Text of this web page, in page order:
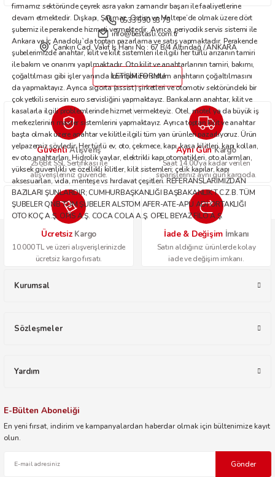
Gönder
firmamız sektöründe çeyrek asra yakın zamandır başarı ile faaliyetlerine
devam etmektedir. Dışkapı, Şaşmaz, Ostim ve Maltepe’de olmak üzere dört
şubemiz ile perakende hizmeti vermektedir. Ayrıca, periyodik servis sistemi ile
Ankara ve İç Anadolu`da toptan pazarlama ve satış yapmaktadır. Perakende
şubelerimizde anahtar, kilit ve kilit sistemleri ile ilgili her türlü arızanın tamiri
ile bakım ve onarımı yapılmaktadır. Oto kilit ve anahtarlarının tamiri, bakımı,
çoğaltılması gibi işler yanında immobilizer sistem anahtarın çoğaltılmasını
da yapmaktayız. Ayrıca sigorta (assist) şirketleri ve otomotiv sektöründeki bir
çok yetkili servisin euro servisliğini yapmaktayız. Bankaların anahtar, kilit ve
kasalarla ilgili problemlerinde hizmet vermekteyiz. Otel, motel ya da büyük iş
merkezlerinin master sistemlerini yapmaktayız. Ayrıca toptan kilit ve anahtar
başta olmak üzere anahtar ve kilitle ilgili tüm yan ürünleri pazarlıyoruz. Ürün
yelpazemiz şöyledir: Her türlü ev, oto, çekmece, kapı, kasa kilitleri, kapı kolları,
ev oto anahtarları. Hidrolik yaylar, elektrikli kapı otomatikleri, oto alarmları,
yüksek güvenlikli ve özellikli kilitler, kilit sistemleri; çelik kapılar, kapı
aksesuarları, vida, menteşe vs hırdavat çeşitleri. REFERANSLARIMIZDAN
BAZILARI ŞUNLARDIR; CUMHURBAŞKANLIĞI BAŞBAKANLIK T.C.Z.B. TÜM
ŞUBELER QNB TÜM ŞUBELER ALSTOM AFER-ATE-APU ADİ ORTAKLIĞI
OTO KOÇ A.Ş. OPİS A.Ş. COCA COLA A.Ş. OPEL BEYAZ FİLO A.Ş.
0533 590 93 75
info@bestasli.com.tr
Çankırı Cad. Vakıf İş Hanı No : 67 B/4 Altındağ / ANKARA
İLETİŞİM FORMU
GüvenliAlışveriş
256Bit SSL Sertifikası ile
alışverişleriniz güvende.
Aynı GünKargo
Saat 14.00'ya kadar verilen
siparişleriniz aynı gün kargoda.
Ücretsiz Kargo
10.000 TL ve üzeri alışverişlerinizde
ücretsiz kargo fırsatı.
İade & Değişim İmkanı
Satın aldığınız ürünlerde kolay
iade ve değişim imkanı.
Kurumsal
Sözleşmeler
Yardım
E-Bülten Aboneliği
En yeni fırsat, indirim ve kampanyalardan haberdar olmak için bültenimize kayıt
olun.
Gönder